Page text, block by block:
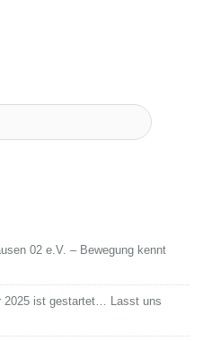
02 e.V. – Bewegung kennt
2025 ist gestartet… Lasst uns